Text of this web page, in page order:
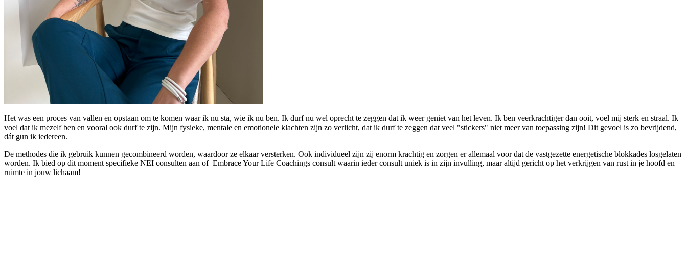
Het was een proces van vallen en opstaan om te komen waar ik nu sta, wie ik nu ben. Ik durf nu wel oprecht te zeggen dat ik weer geniet van het leven. Ik ben veerkrachtiger dan ooit, voel mij sterk en straal. Ik
voel dat ik mezelf ben en vooral ook durf te zijn. Mijn fysieke, mentale en emotionele klachten zijn zo verlicht, dat ik durf te zeggen dat veel "stickers" niet meer van toepassing zijn! Dit gevoel is zo bevrijdend,
dát gun ik iedereen.
De methodes die ik gebruik kunnen gecombineerd worden, waardoor ze elkaar versterken. Ook individueel zijn zij enorm krachtig en zorgen er allemaal voor dat de vastgezette energetische blokkades losgelaten
worden. Ik bied op dit moment specifieke NEI consulten aan of Embrace Your Life Coachings consult waarin ieder consult uniek is in zijn invulling, maar altijd gericht op het verkrijgen van rust in je hoofd en
ruimte in jouw lichaam!